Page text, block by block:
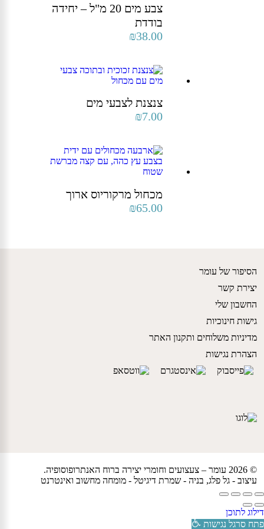
צבע מים 20 מ"ל – יחידה
בודדת
₪38.00
צנצנת לצבעי מים
₪7.00
מכחול מרקוריוס ארוך
₪65.00
הסיפור של עומר
יצירת קשר
החשבון שלי
גישות חינוכיות
מדיניות משלוחים ותקנון האתר
הצהרת נגישות
© 2026 עומר – צעצועים וחומרי יצירה ברוח האנתרופוסופיה.
עיצוב - גל פלג, בניה - שמרת דיגיטל - מומחה מחשוב ואינטרנט
דילוג לתוכן
פתח סרגל נגישות